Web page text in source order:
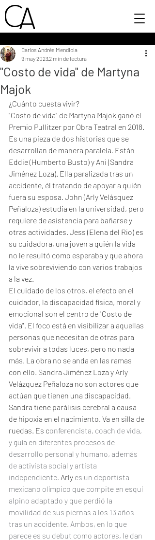
"Costo de vida" de Martyna
Majok
Carlos Andrés Mendiola
9 may 20232 min de lectura
¿Cuánto cuesta vivir?
"Costo de vida" de Martyna Majok ganó el
Premio Pullitzer por Obra Teatral en 2018.
Es una pieza de dos historias que se
desarrollan de manera paralela. Están
Eddie (Humberto Busto) y Ani (Sandra
Jiménez Loza). Ella paralizada tras un
accidente, él tratando de apoyar a quién
fuera su esposa. John (Arly Velásquez
Peñaloza) estudia en la universidad, pero
requiere de asistencia para bañarse y
otras actividades. Jess (Elena del Rio) es
su cuidadora, una joven a quién la vida
no le resultó como esperaba y que ahora
la vive sobreviviendo con varios trabajos
a la vez.
El cuidado de los otros, el efecto en el
cuidador, la discapacidad física, moral y
emocional son el centro de "Costo de
vida". El foco está en visibilizar a aquellas
personas que necesitan de otras para
sobrevivir a todas luces, pero no nada
más. La obra no se anda en las ramas
con ello. Sandra Jiménez Loza y Arly
Velázquez Peñaloza no son actores que
actúan que tienen una discapacidad.
Sandra tiene parálisis cerebral a causa
de hipoxia en el nacimiento. Va en silla de
ruedas. Es conferencista, coach de vida,
y guía en diferentes procesos de
desarrollo personal y humano, además
de activista social y artista
independiente. Arly es un deportista
mexicano olímpico que compite en esquí
alpino adaptado y que perdió la
movilidad de sus piernas a los 13 años
tras un accidente. Ambos, en lo que
parece es su debut como actores, le dan